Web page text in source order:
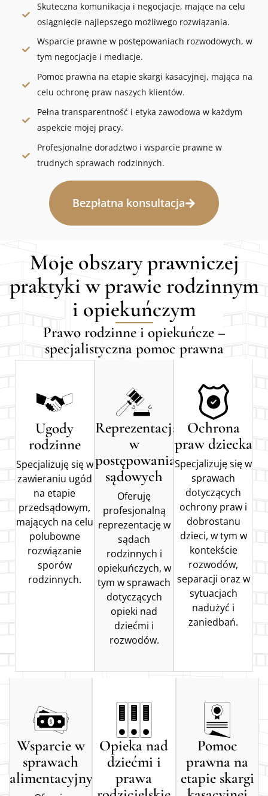
Skuteczna komunikacja i negocjacje, mające na celu
osiągnięcie najlepszego możliwego rozwiązania.
Wsparcie prawne w postępowaniach rozwodowych, w
tym negocjacje i mediacje.
Pomoc prawna na etapie skargi kasacyjnej, mająca na
celu ochronę praw naszych klientów.
Pełna transparentność i etyka zawodowa w każdym
aspekcie mojej pracy.
Profesjonalne doradztwo i wsparcie prawne w
trudnych sprawach rodzinnych.
Bezpłatna konsultacja
Moje obszary prawniczej
praktyki w prawie rodzinnym
i opiekuńczym
Prawo rodzinne i opiekuńcze –
specjalistyczna pomoc prawna
Ugody
rodzinne
Specjalizuję się w
zawieraniu ugód
na etapie
przedsądowym,
mających na celu
polubowne
rozwiązanie
sporów
rodzinnych.
Reprezentacja
w
postępowaniach
sądowych
Oferuję
profesjonalną
reprezentację w
sądach
rodzinnych i
opiekuńczych, w
tym w sprawach
dotyczących
opieki nad
dziećmi i
rozwodów.
Ochrona
praw dziecka
Specjalizuję się w
sprawach
dotyczących
ochrony praw i
dobrostanu
dzieci, w tym w
kontekście
rozwodów,
separacji oraz w
sytuacjach
nadużyć i
zaniedbań.
Wsparcie w
sprawach
alimentacyjnych
Opieka nad
dziećmi i
prawa
Pomoc
prawna na
etapie skargi